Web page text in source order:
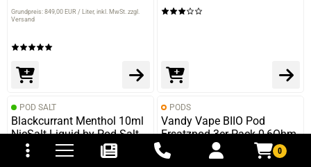
0
und Versandkosten
Grundpreis: 849,00 EUR / Liter inkl. MwSt. zzgl.
Versand
POD SALT
Blackcurrant Menthol 10ml
NicSalt Liquid by Pod Salt
20mg
PODS
Vandy Vape BIIO Pod
Ersatzpod 3er Pack 0,6Ohm
9,90 EUR*